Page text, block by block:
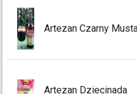
Artezan Czarny
Artezan Dziecinada